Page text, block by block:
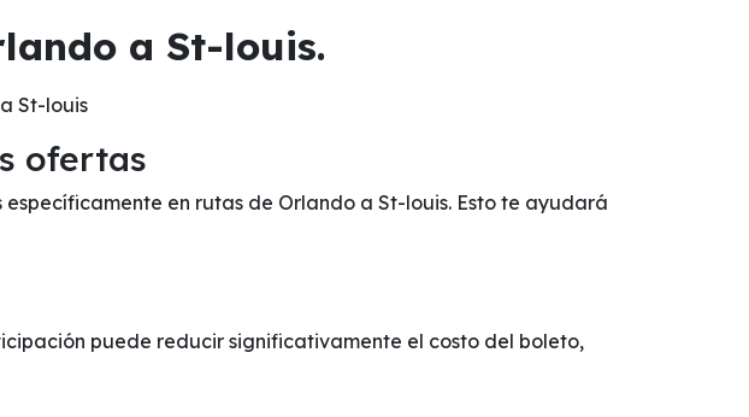
a St-louis.
St-louis
ofertas
en rutas de Orlando a St-louis. Esto te ayudará
puede reducir significativamente el costo del boleto,